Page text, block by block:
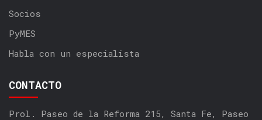
Socios
PyMES
Habla con un especialista
CONTACTO
Prol. Paseo de la Reforma 215, Santa Fe, Paseo